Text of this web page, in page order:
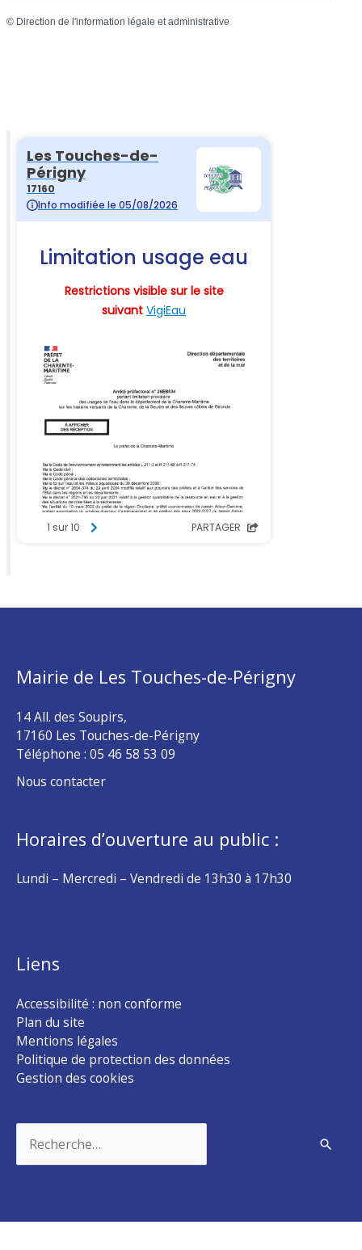
© Direction de l'information légale et administrative
Mairie de Les Touches-de-Périgny
14 All. des Soupirs,
17160 Les Touches-de-Périgny
Téléphone : 05 46 58 53 09
Nous contacter
Horaires d’ouverture au public :
Lundi – Mercredi – Vendredi de 13h30 à 17h30
Liens
Accessibilité : non conforme
Plan du site
Mentions légales
Politique de protection des données
Gestion des cookies